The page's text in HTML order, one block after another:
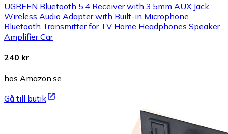
UGREEN Bluetooth 5.4 Receiver with 3.5mm AUX Jack
Wireless Audio Adapter with Built-in Microphone
Bluetooth Transmitter for TV Home Headphones Speaker
Amplifier Car
240 kr
hos Amazon.se
Gå till butik